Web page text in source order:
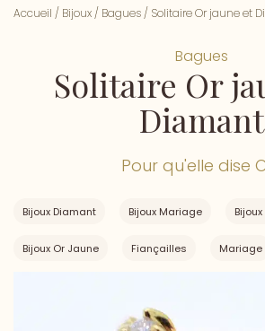
Accueil / Bijoux / Bagues / Solitaire Or jaune et
Bagues
Solitaire Or
Diamant
Pour qu'elle dise
Bijoux Diamant Bijoux Mariage
Bijoux Or Jaune Fiançailles Mariage